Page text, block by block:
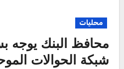
محليات
محافظ البنك يوجه
شبكة الحوالات